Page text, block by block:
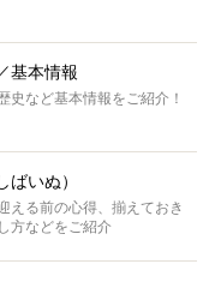
基本情報
史など基本情報をご紹介！
いぬ）
える前の心得、揃えておき
方などをご紹介